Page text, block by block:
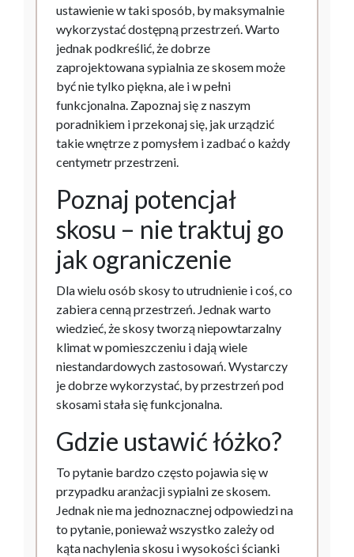
ustawienie w taki sposób, by maksymalnie
wykorzystać dostępną przestrzeń. Warto
jednak podkreślić, że dobrze
zaprojektowana sypialnia ze skosem może
być nie tylko piękna, ale i w pełni
funkcjonalna. Zapoznaj się z naszym
poradnikiem i przekonaj się, jak urządzić
takie wnętrze z pomysłem i zadbać o każdy
centymetr przestrzeni.
Poznaj potencjał
skosu – nie traktuj go
jak ograniczenie
Dla wielu osób skosy to utrudnienie i coś, co
zabiera cenną przestrzeń. Jednak warto
wiedzieć, że skosy tworzą niepowtarzalny
klimat w pomieszczeniu i dają wiele
niestandardowych zastosowań. Wystarczy
je dobrze wykorzystać, by przestrzeń pod
skosami stała się funkcjonalna.
Gdzie ustawić łóżko?
To pytanie bardzo często pojawia się w
przypadku aranżacji sypialni ze skosem.
Jednak nie ma jednoznacznej odpowiedzi na
to pytanie, ponieważ wszystko zależy od
kąta nachylenia skosu i wysokości ścianki